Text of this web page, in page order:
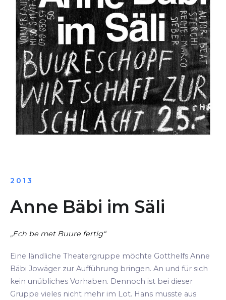
2013
Anne Bäbi im Säli
„Ech be met Buure fertig“
Eine ländliche Theatergruppe möchte Gotthelfs Anne
Bäbi Jowäger zur Aufführung bringen. An und für sich
kein unübliches Vorhaben. Dennoch ist bei dieser
Gruppe vieles nicht mehr im Lot. Hans musste aus